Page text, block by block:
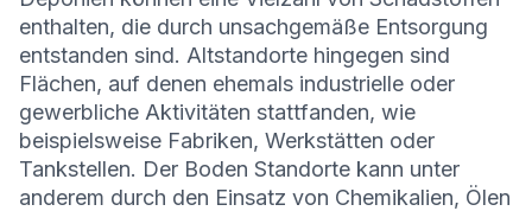
enthalten, die durch unsachgemäße Entsorgung
entstanden sind. Altstandorte hingegen sind
Flächen, auf denen ehemals industrielle oder
gewerbliche Aktivitäten stattfanden, wie
beispielsweise Fabriken, Werkstätten oder
Tankstellen. Der Boden Standorte kann unter
anderem durch den Einsatz von Chemikalien, Ölen